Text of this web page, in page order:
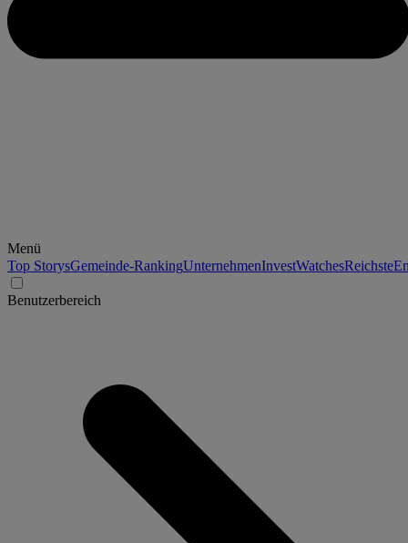
Menü
Top StorysGemeinde-RankingUnternehmenInvestWatchesReichste
Benutzerbereich